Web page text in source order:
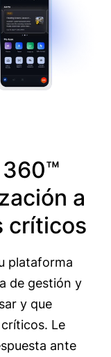
360™
a
críticos
plataforma
de gestión y
y que
Le
ante